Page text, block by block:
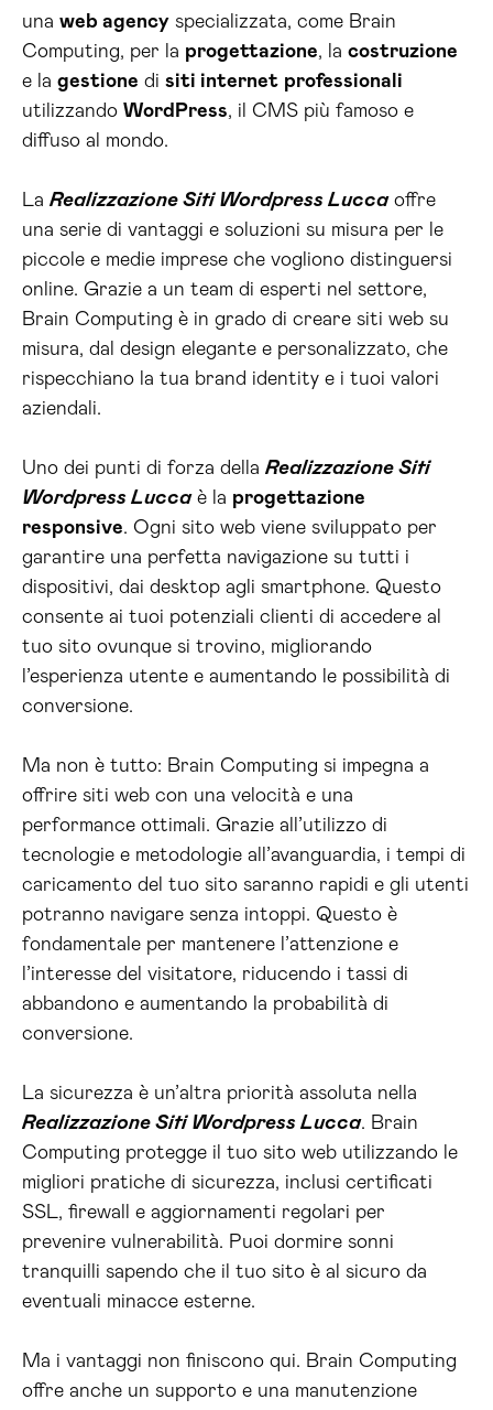
una web agency specializzata, come Brain
Computing, per la progettazione, la costruzione
e la gestione di siti internet professionali
utilizzando WordPress, il CMS più famoso e
diffuso al mondo.
La Realizzazione Siti Wordpress Luccaoffre
una serie di vantaggi e soluzioni su misura per le
piccole e medie imprese che vogliono distinguersi
online. Grazie a un team di esperti nel settore,
Brain Computing è in grado di creare siti web su
misura, dal design elegante e personalizzato, che
rispecchiano la tua brand identity e i tuoi valori
aziendali.
Uno dei punti di forza della Realizzazione Siti
Wordpress Luccaè la progettazione
responsive. Ogni sito web viene sviluppato per
garantire una perfetta navigazione su tutti i
dispositivi, dai desktop agli smartphone. Questo
consente ai tuoi potenziali clienti di accedere al
tuo sito ovunque si trovino, migliorando
l’esperienza utente e aumentando le possibilità di
conversione.
Ma non è tutto: Brain Computing si impegna a
offrire siti web con una velocità e una
performance ottimali. Grazie all’utilizzo di
tecnologie e metodologie all’avanguardia, i tempi di
caricamento del tuo sito saranno rapidi e gli utenti
potranno navigare senza intoppi. Questo è
fondamentale per mantenere l’attenzione e
l’interesse del visitatore, riducendo i tassi di
abbandono e aumentando la probabilità di
conversione.
La sicurezza è un’altra priorità assoluta nella
Realizzazione Siti Wordpress Lucca. Brain
Computing protegge il tuo sito web utilizzando le
migliori pratiche di sicurezza, inclusi certificati
SSL, firewall e aggiornamenti regolari per
prevenire vulnerabilità. Puoi dormire sonni
tranquilli sapendo che il tuo sito è al sicuro da
eventuali minacce esterne.
Ma i vantaggi non finiscono qui. Brain Computing
offre anche un supporto e una manutenzione